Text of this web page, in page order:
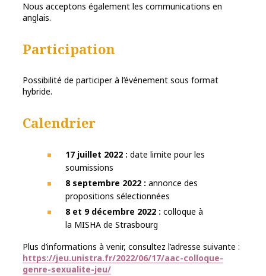
Nous acceptons également les communications en
anglais.
Participation
Possibilité de participer à l’événement sous format
hybride.
Calendrier
17 juillet 2022 : date limite pour les
soumissions
8 septembre 2022 : annonce des
propositions sélectionnées
8 et 9 décembre 2022 : colloque à
la MISHA de Strasbourg
Plus d’informations à venir, consultez l’adresse suivante :
https://jeu.unistra.fr/2022/06/17/aac-colloque-
genre-sexualite-jeu/